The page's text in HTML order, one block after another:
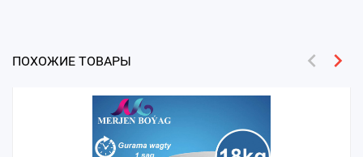
ПОХОЖИЕ ТОВАРЫ